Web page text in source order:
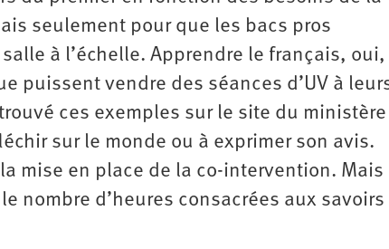
seulement pour que les bacs pros
à l’échelle. Apprendre le français, oui,
puissent vendre des séances d’UV à
ces exemples sur le site du ministère
sur le monde ou à exprimer son avis.
mise en place de la co-intervention. Mais
nombre d’heures consacrées aux savoirs